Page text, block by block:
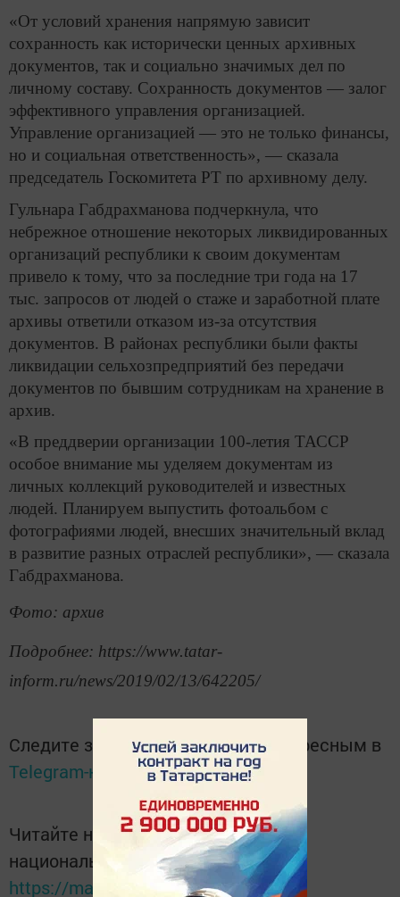
«От условий хранения напрямую зависит
сохранность как исторически ценных архивных
документов, так и социально значимых дел по
личному составу. Сохранность документов — залог
эффективного управления организацией.
Управление организацией — это не только финансы,
но и социальная ответственность», — сказала
председатель Госкомитета РТ по архивному делу.
Гульнара Габдрахманова подчеркнула, что
небрежное отношение некоторых ликвидированных
организаций республики к своим документам
привело к тому, что за последние три года на 17
тыс. запросов от людей о стаже и заработной плате
архивы ответили отказом из-за отсутствия
документов. В районах республики были факты
ликвидации сельхозпредприятий без передачи
документов по бывшим сотрудникам на хранение в
архив.
«В преддверии организации 100-летия ТАССР
особое внимание мы уделяем документам из
личных коллекций руководителей и известных
людей. Планируем выпустить фотоальбом с
фотографиями людей, внесших значительный вклад
в развитие разных отраслей республики», — сказала
Габдрахманова.
Фото: архив
Подробнее: https://www.tatar-
inform.ru/news/2019/02/13/642205/
Следите за самым важным и интересным в
Telegram-каналеТатмедиа
Читайте новости Татарстана в
национальном мессенджере MАХ:
https://max.ru/tatmedia